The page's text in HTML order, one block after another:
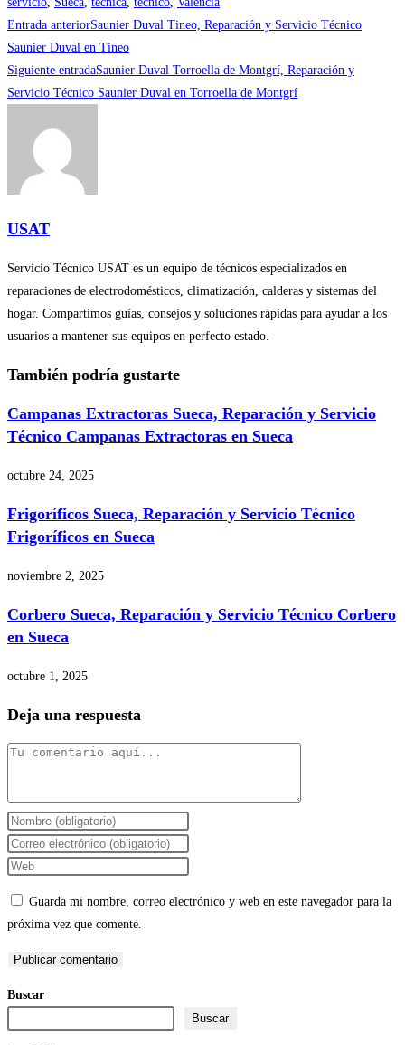
Leer
más
artículos
Entrada anteriorSaunier Duval Tineo, Reparación y Servicio Técnico
Saunier Duval en Tineo
Siguiente entradaSaunier Duval Torroella de Montgrí, Reparación y
Servicio Técnico Saunier Duval en Torroella de Montgrí
USAT
Servicio Técnico USAT es un equipo de técnicos especializados en
reparaciones de electrodomésticos, climatización, calderas y sistemas del
hogar. Compartimos guías, consejos y soluciones rápidas para ayudar a los
usuarios a mantener sus equipos en perfecto estado.
También podría gustarte
Campanas Extractoras Sueca, Reparación y Servicio
Técnico Campanas Extractoras en Sueca
octubre 24, 2025
Frigoríficos Sueca, Reparación y Servicio Técnico
Frigoríficos en Sueca
noviembre 2, 2025
Corbero Sueca, Reparación y Servicio Técnico Corbero
en Sueca
octubre 1, 2025
Deja una respuesta
Comentario
Introduce
tu
nombre
de
usuario
comentar
Introduce
tu
correo
electrónico
comentar
Introduce
de
tu
(opcional)
Guarda mi nombre, correo electrónico y web en este navegador para la
próxima vez que comente.
Buscar
Buscar